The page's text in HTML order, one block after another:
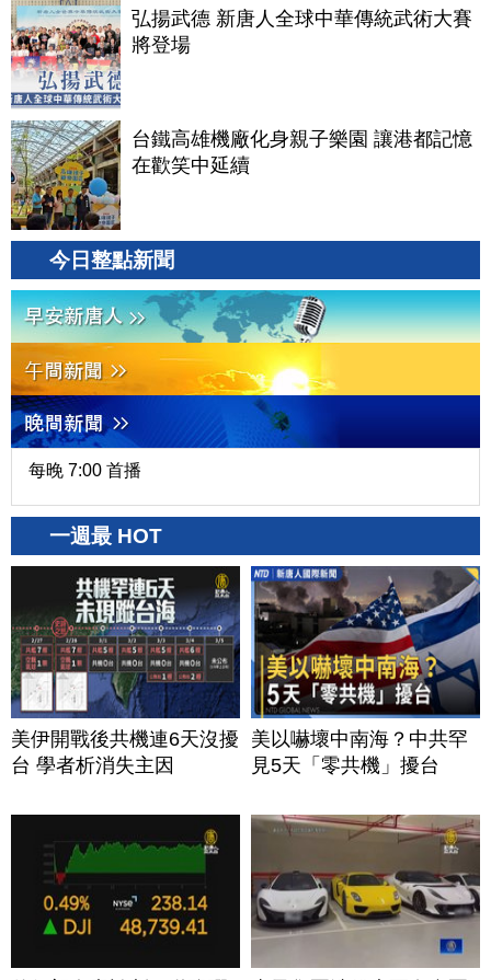
弘揚武德 新唐人全球中華傳統武術大賽
將登場
台鐵高雄機廠化身親子樂園 讓港都記憶
在歡笑中延續
今日整點新聞
每晚 7:00 首播
一週最 HOT
美伊開戰後共機連6天沒擾
台 學者析消失主因
美以嚇壞中南海？中共罕
見5天「零共機」擾台